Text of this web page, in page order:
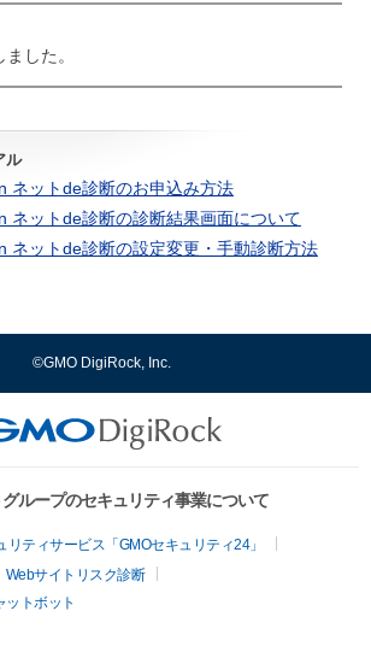
した。
ル
ネットde診断のお申込み方法
ネットde診断の診断結果画面について
ネットde診断の設定変更・手動診断方法
©GMO DigiRock, Inc.
ループのセキュリティ事業について
ティサービス「GMOセキュリティ24」
Webサイトリスク診断
ットボット